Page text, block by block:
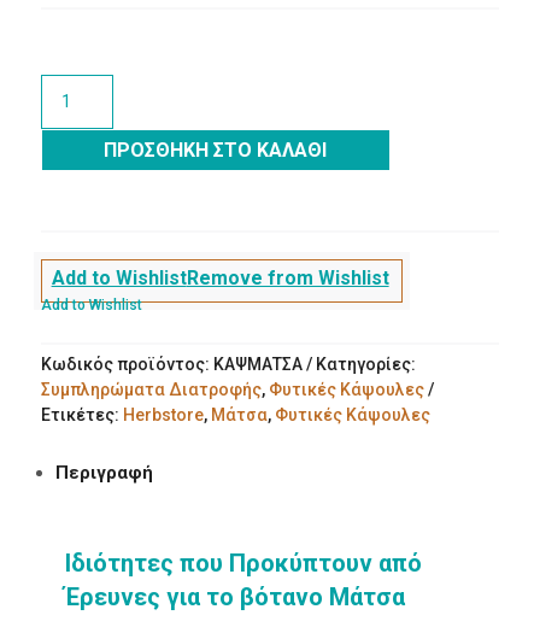
Μάτσα
70τμχ
ΠΡΟΣΘΉΚΗ ΣΤΟ ΚΑΛΆΘΙ
Add to WishlistRemove from Wishlist
Add to Wishlist
Κωδικός προϊόντος: ΚΑΨΜΑΤΣΑ
Κατηγορίες:
Συμπληρώματα Διατροφής, Φυτικές Κάψουλες
Ετικέτες: Herbstore, Μάτσα, Φυτικές Κάψουλες
Περιγραφή
Ιδιότητες που Προκύπτουν από
Έρευνες για το βότανο Μάτσα